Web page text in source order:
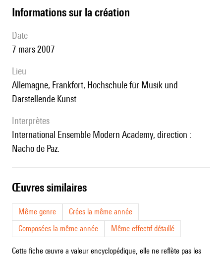
informations sur la création
date
7 mars 2007
lieu
Allemagne, Frankfort, Hochschule für Musik und
Darstellende Künst
interprètes
International Ensemble Modern Academy, direction :
Nacho de Paz.
œuvres similaires
Même genre
Crées la même année
Composées la même année
Même effectif détaillé
Cette fiche œuvre a valeur encyclopédique, elle ne reflète pas les